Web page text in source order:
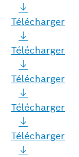
Télécharger
Télécharger
Télécharger
Télécharger
Télécharger